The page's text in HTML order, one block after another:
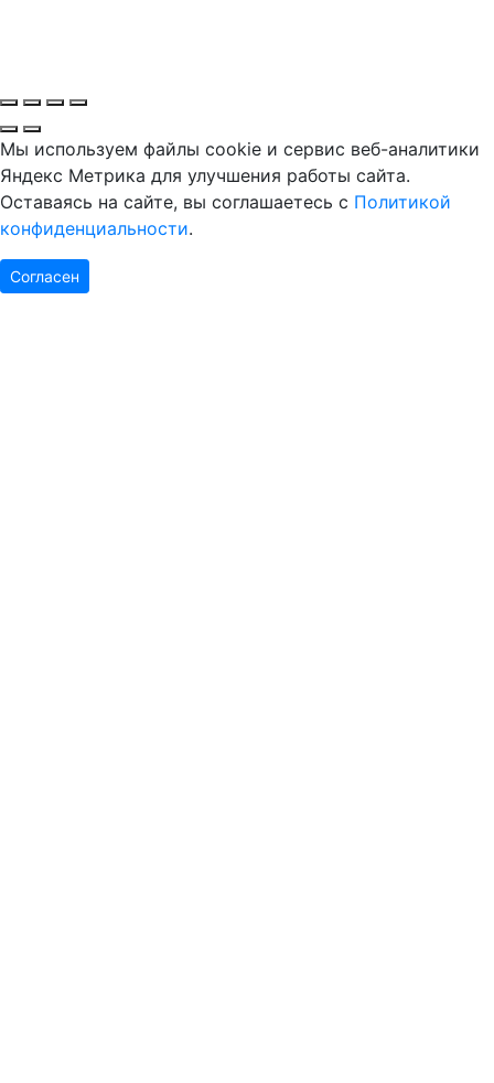
Мы используем файлы cookie и сервис веб-аналитики
Яндекс Метрика для улучшения работы сайта.
Оставаясь на сайте, вы соглашаетесь с Политикой
конфиденциальности.
Согласен